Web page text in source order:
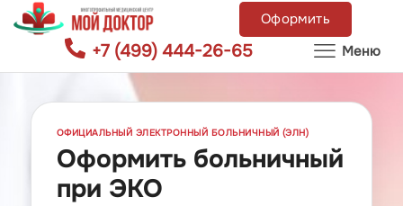
Оформить
+7 (499) 444-26-65 Меню
ОФИЦИАЛЬНЫЙ ЭЛЕКТРОННЫЙ БОЛЬНИЧНЫЙ (ЭЛН)
Оформить больничный
при ЭКО